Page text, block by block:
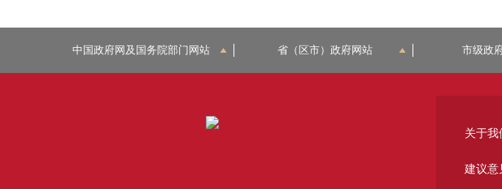
中国政府网及国务院部门网站 省（区市）政府网站 市级政
关于我
建议意